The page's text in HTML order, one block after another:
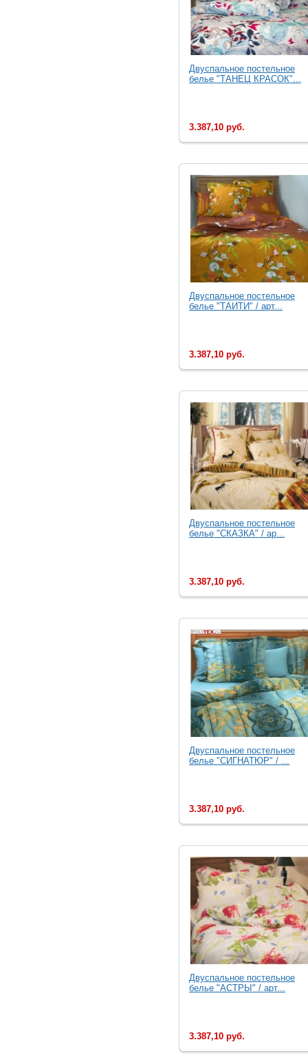
Двуспальное постельное
белье "ТАНЕЦ КРАСОК"...
3.387,10 руб.
Двуспальное постельное
белье "ТАИТИ" / арт...
3.387,10 руб.
Двуспальное постельное
белье "СКАЗКА" / ар...
3.387,10 руб.
Двуспальное постельное
белье "СИГНАТЮР" / ...
3.387,10 руб.
Двуспальное постельное
белье "АСТРЫ" / арт...
3.387,10 руб.